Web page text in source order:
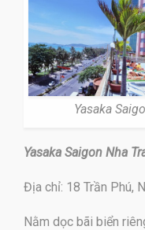
Yasaka
Yasaka Saigon Nha
Địa chỉ: 18 Trần Phú,
Nằm dọc bãi biển